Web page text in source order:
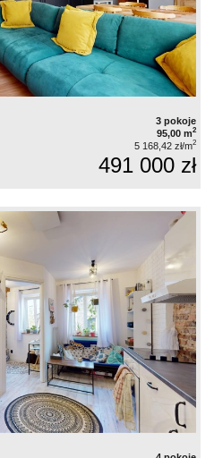
3 pokoje
95,00 m2
5 168,42 zł/m2
491 000 zł